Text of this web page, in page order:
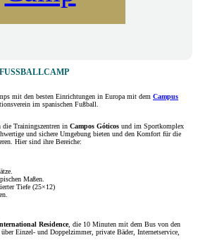
mit den besten Einrichtungen in Europa mit dem Campus
im spanischen Fußball.
die Trainingszentren in Campos Góticos und im Sportkomplex
und sichere Umgebung bieten und den Komfort für die
Hier sind ihre Bereiche:
Maßen.
Tiefe (25×12)
Residence, die 10 Minuten mit dem Bus von den
Einzel- und Doppelzimmer, private Bäder, Internetservice,